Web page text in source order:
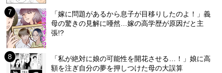
「嫁に問題があるから息子が目移りしたのよ！」義
母の驚きの見解に唖然…嫁の高学歴が原因だと主
張!?
「私が絶対に娘の可能性を開花させる…！」娘に高
額を注ぎ自分の夢を押しつけた母の大誤算